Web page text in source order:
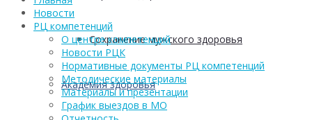
Сохранение мужского здоровья
Академия здоровья
Новости
РЦ компетенций
О центре компетенций
Новости РЦК
Нормативные документы РЦ компетенций
Методические материалы
Материалы и презентации
График выездов в МО